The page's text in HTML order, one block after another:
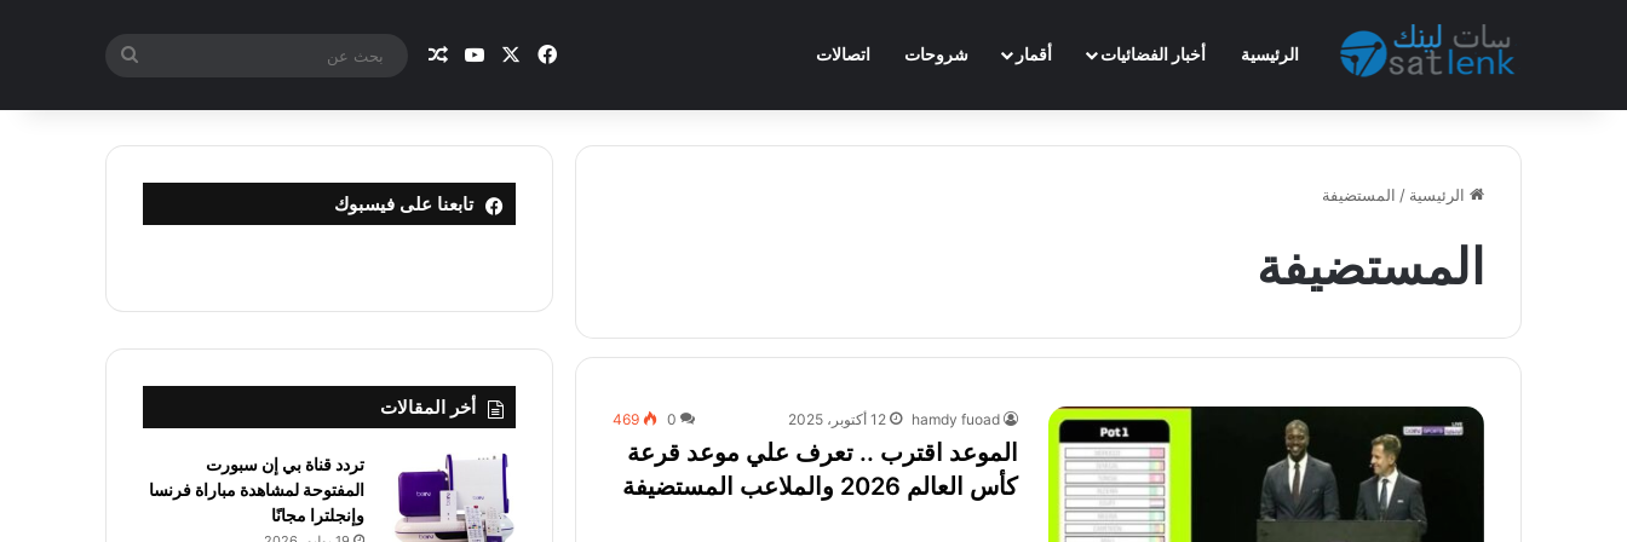
الرئيسية أخبار الفضائيات أقمار شروحات اتصالات فيسبوك يوتيوب مقال عشوائي
الرئيسية / المستضيفة
المستضيفة
hamdy fuoad 12 أكتوبر، 2025 0
469
الموعد اقترب .. تعرف علي موعد قرعة
كأس العالم 2026 والملاعب المستضيفة
تابعنا على فيسبوك
أخر المقالات
تردد قناة بي إن سبورت
المفتوحة لمشاهدة مباراة فرنسا
وإنجلترا مجانًا